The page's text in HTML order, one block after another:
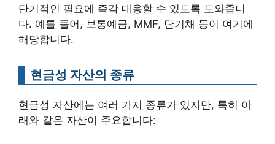
단기적인 필요에 즉각 대응할 수 있도록 도와줍니
다. 예를 들어, 보통예금, MMF, 단기채 등이 여기에
해당합니다.
현금성 자산의 종류
현금성 자산에는 여러 가지 종류가 있지만, 특히 아
래와 같은 자산이 주요합니다: